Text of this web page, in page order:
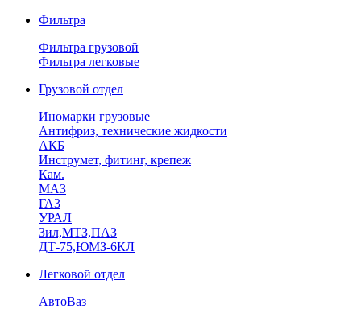
Фильтра
Фильтра грузовой
Фильтра легковые
Грузовой отдел
Иномарки грузовые
Антифриз, технические жидкости
АКБ
Инструмет, фитинг, крепеж
Кам.
МАЗ
ГА3
УРАЛ
Зил,МТЗ,ПАЗ
ДТ-75,ЮМЗ-6КЛ
Легковой отдел
АвтоВаз